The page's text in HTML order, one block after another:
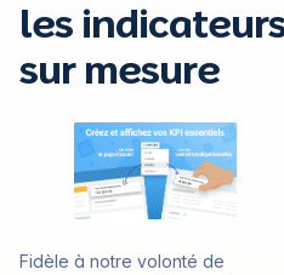
les
sur mesure
Fidèle à notre volonté de